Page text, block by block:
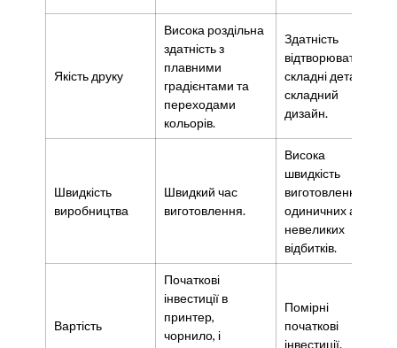
Якість друку
Висока роздільна
здатність з
плавними
градієнтами та
переходами
кольорів.
Здатність
відтворювати
складні деталі та
складний
дизайн.
Швидкість
виробництва
Швидкий час
виготовлення.
Висока
швидкість
виготовлення
одиничних або
невеликих
відбитків.
Вартість
Початкові
інвестиції в
принтер,
чорнило, і
Помірні
початкові
інвестиції.